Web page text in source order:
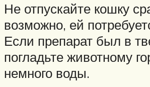
Не отпускайте кошку
возможно, ей
Если препарат был в
погладьте животному
немного воды.